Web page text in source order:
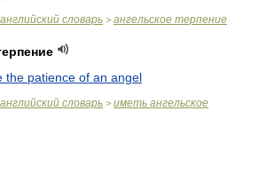
словарь > ангельское терпение
the patience of an angel
словарь > иметь ангельское